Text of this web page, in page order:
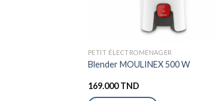
PETIT ÉLECTROMÉNAGER
Blender MOULINEX 500 W
169.000TND